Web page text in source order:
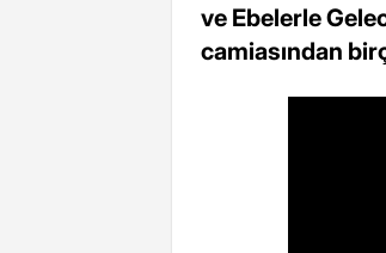
ve Ebelerle
camiasından